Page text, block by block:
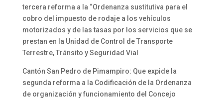
tercera reforma a la “Ordenanza sustitutiva para el
cobro del impuesto de rodaje a los vehículos
motorizados y de las tasas por los servicios que se
prestan en la Unidad de Control de Transporte
Terrestre, Tránsito y Seguridad Vial
Cantón San Pedro de Pimampiro: Que expide la
segunda reforma a la Codificación de la Ordenanza
de organización y funcionamiento del Concejo